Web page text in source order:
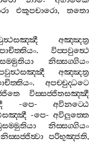
එකූපචාරො, තතො
අඤ‍්ඤත්‍ර
පාචිත‍්තියං. විප‍්පවුත්‍ථෙ
නිස‍්සග‍්ගියං
අඤ‍්ඤත්‍ර
. අපච‍්චුද‍්ධටෙ
විස‍්සජ‍්ජිතසඤ‍්ඤී
-පෙ- අවිනට‍්ඨෙ
-පෙ- අවිලුත‍්තෙ
නිස‍්සග‍්ගියං
පරිභුඤ‍්ජති,